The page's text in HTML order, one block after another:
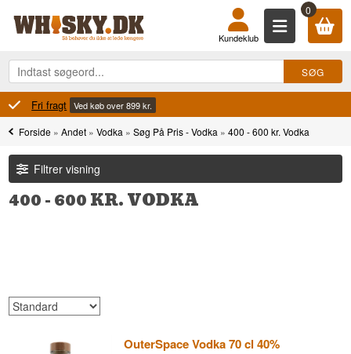
0
Kundeklub
Fri fragt Ved køb over 899 kr.
Forside »Andet »Vodka »Søg På Pris - Vodka »400 - 600 kr. Vodka
Filtrer visning
400 - 600 KR. VODKA
OuterSpace Vodka 70 cl 40%